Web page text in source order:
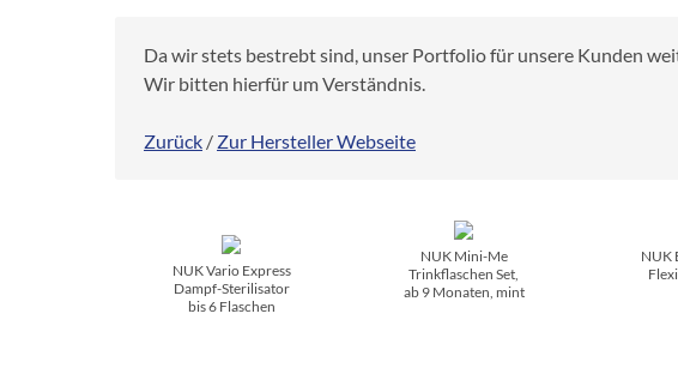
Da wir stets bestrebt sind, unser Portfolio für unsere Kunden
Wir bitten hierfür um Verständnis.
Zurück / Zur Hersteller Webseite
NUK Vario Express
Dampf-Sterilisator
bis 6 Flaschen
NUK Mini-Me
Trinkflaschen Set,
ab 9 Monaten, mint
NUK